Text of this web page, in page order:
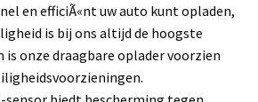
en efficiÃ«nt uw auto kunt opladen,
is bij ons altijd de hoogste
onze draagbare oplader voorzien